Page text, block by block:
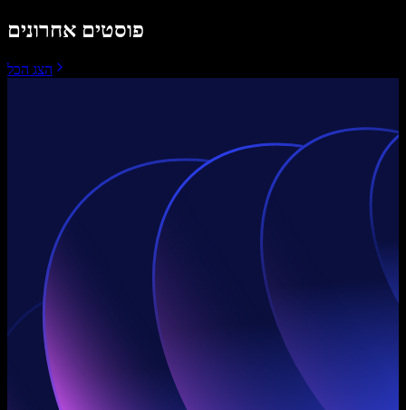
פוסטים אחרונים
הצג הכל